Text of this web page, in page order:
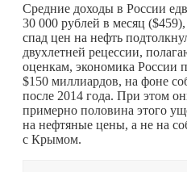
Средние доходы в России
30 000 рублей в месяц
спад цен на нефть
двухлетней рецессии,
оценкам, экономика России
$150 миллиардов, на фоне
после 2014 года. При этом
примерно половина этого
на нефтяные цены, а не на
с Крымом.